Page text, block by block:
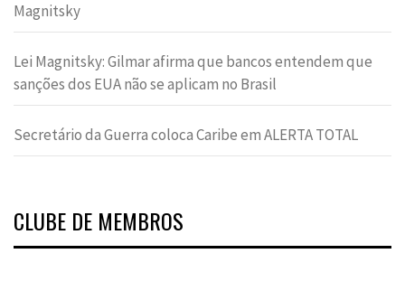
Magnitsky
Lei Magnitsky: Gilmar afirma que bancos entendem que
sanções dos EUA não se aplicam no Brasil
Secretário da Guerra coloca Caribe em ALERTA TOTAL
CLUBE DE MEMBROS